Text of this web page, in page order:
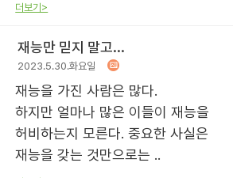
더보기>
재능만 믿지 말고...
2023.5.30.화요일
재능을 가진 사람은 많다.
하지만 얼마나 많은 이들이 재능을
허비하는지 모른다. 중요한 사실은
재능을 갖는 것만으로는 ..